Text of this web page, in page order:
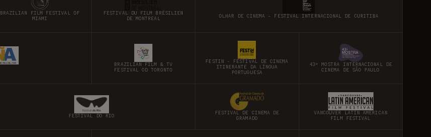
BRAZILIAN FILM FESTIVAL OF
MIAMI
FESTIVAL DU FILM BRÉSILIEN
DE MONTREAL
OLHAR DE CINEMA - FESTIVAL INTERNACIONAL DE CURITIBA
BRAZILIAN FILM & TV
FESTIVAL OD TORONTO
FESTIN - FESTIVAL DE CINEMA
ITINERANTE DA LÍNGUA
PORTUGUESA
43ª MOSTRA INTERNACIONAL DE
CINEMA DE SÃO PAULO
FESTIVAL DO RIO
FESTIVAL DE CINEMA DE
GRAMADO
VANCOUVER LATIN AMERICAN
FILM FESTIVAL